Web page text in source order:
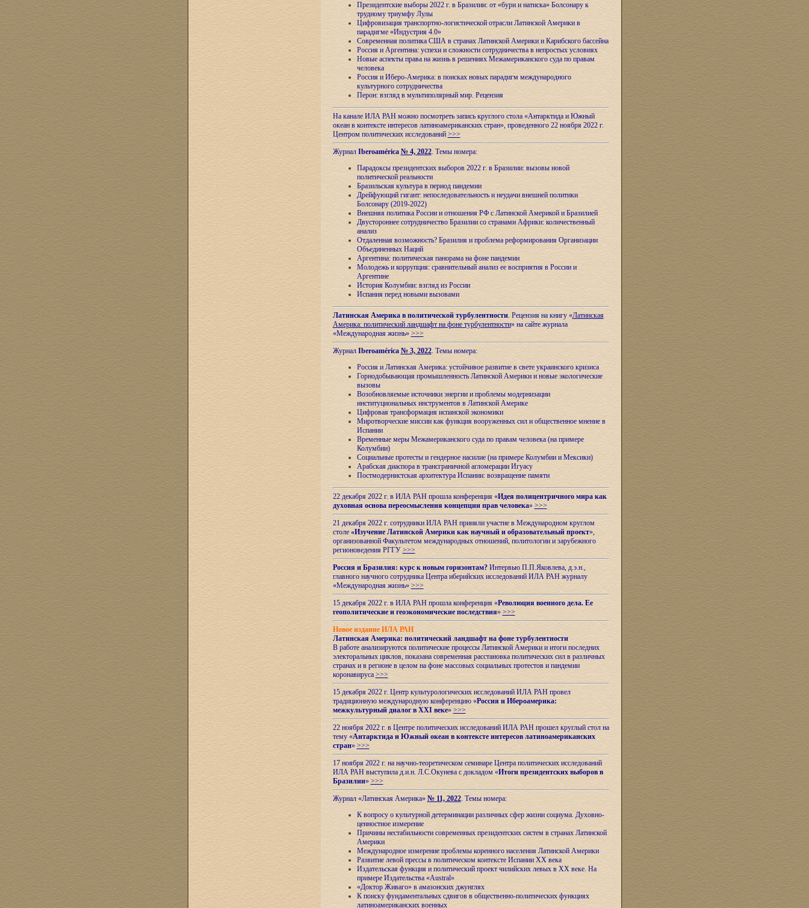
Президентские выборы 2022 г. в Бразилии: от «бури и натиска» Болсонару к
трудному триумфу Лулы
Цифровизация транспортно-логистической отрасли Латинской Америки в
парадигме «Индустрия 4.0»
Современная политика США в странах Латинской Америки и Карибского бассейна
Россия и Аргентина: успехи и сложности сотрудничества в непростых условиях
Новые аспекты права на жизнь в решениях Межамериканского суда по правам
человека
Россия и Иберо-Америка: в поисках новых парадигм международного
культурного сотрудничества
Перон: взгляд в мультиполярный мир. Рецензия
На канале ИЛА РАН можно посмотреть запись круглого стола «Антарктида и Южный
океан в контексте интересов латиноамериканских стран», проведенного 22 ноября 2022 г.
Центром политических исследований >>>
Журнал Iberoamérica № 4, 2022. Темы номера:
Парадоксы президентских выборов 2022 г. в Бразилии: вызовы новой
политической реальности
Бразильская культура в период пандемии
Дрейфующий гигант: непоследовательность и неудачи внешней политики
Болсонару (2019-2022)
Внешняя политика России и отношения РФ с Латинской Америкой и Бразилией
Двустороннее сотрудничество Бразилии со странами Африки: количественный
анализ
Отдаленная возможность? Бразилия и проблема реформирования Организации
Объединенных Наций
Аргентина: политическая панорама на фоне пандемии
Молодежь и коррупция: сравнительный анализ ee восприятия в России и
Аргентине
История Колумбии: взгляд из России
Испания перед новыми вызовами
Латинская Америка в политической турбулентности. Рецензия на книгу «Латинская
Америка: политический ландшафт на фоне турбулентности» на сайте журнала
«Международная жизнь» >>>
Журнал Iberoamérica № 3, 2022. Темы номера:
Россия и Латинская Америка: устойчивое развитие в свете украинского кризиса
Горнодобывающая промышленность Латинской Америки и новые экологические
вызовы
Возобновляемые источники энергии и проблемы модернизации
институциональных инструментов в Латинской Америке
Цифровая трансформация испанской экономики
Миротворческие миссии как функция вооруженных сил и общественное мнение в
Испании
Временные меры Межамериканского суда по правам человека (на примере
Колумбии)
Социальные протесты и гендерное насилие (на примере Колумбии и Мексики)
Арабская диаспора в трансграничной агломерации Игуасу
Постмодернистская архитектура Испании: возвращение памяти
22 декабря 2022 г. в ИЛА РАН прошла конференция «Идея полицентричного мира как
духовная основа переосмысления концепции прав человека» >>>
21 декабря 2022 г. сотрудники ИЛА РАН приняли участие в Международном круглом
столе «Изучение Латинской Америки как научный и образовательный проект»,
организованной Факультетом международных отношений, политологии и зарубежного
регионоведения РГГУ >>>
Россия и Бразилия: курс к новым горизонтам?Интервью П.П.Яковлева, д.э.н.,
главного научного сотрудника Центра иберийских исследований ИЛА РАН журналу
«Международная жизнь» >>>
15 декабря 2022 г. в ИЛА РАН прошла конференция «Революция военного дела. Ее
геополитические и геоэкономические последствия» >>>
Новое издание ИЛА РАН
Латинская Америка: политический ландшафт на фоне турбулентности
В работе анализируются политические процессы Латинской Америки и итоги последних
электоральных циклов, показана современная расстановка политических сил в различных
странах и в регионе в целом на фоне массовых социальных протестов и пандемии
коронавируса >>>
15 декабря 2022 г. Центр культурологических исследований ИЛА РАН провел
традиционную международную конференцию «Россия и Ибероамерика:
межкультурный диалог в XXI веке» >>>
22 ноября 2022 г. в Центре политических исследований ИЛА РАН прошел круглый стол на
тему «Антарктида и Южный океан в контексте интересов латиноамериканских
стран» >>>
17 ноября 2022 г. на научно-теоретическом семинаре Центра политических исследований
ИЛА РАН выступила д.и.н. Л.С.Окунева с докладом «Итоги президентских выборов в
Бразилии» >>>
Журнал «Латинская Америка» № 11, 2022. Темы номера:
К вопросу о культурной детерминации различных сфер жизни социума. Духовно-
ценностное измерение
Причины нестабильности современных президентских систем в странах Латинской
Америки
Международное измерение проблемы коренного населения Латинской Америки
Развитие левой прессы в политическом контексте Испании XX века
Издательская функция и политический проект чилийских левых в XX веке. На
примере Издательства «Austral»
«Доктор Живаго» в амазонских джунглях
К поиску фундаментальных сдвигов в общественно-политических функциях
латиноамериканских военных